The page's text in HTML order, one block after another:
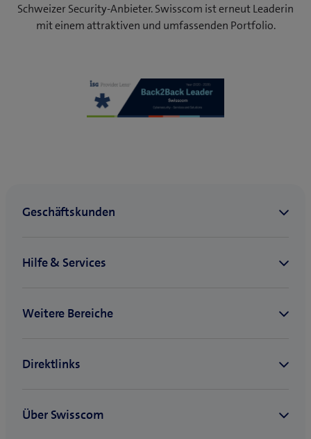
Schweizer Security-Anbieter. Swisscom ist erneut Leaderin
mit einem attraktiven und umfassenden Portfolio.